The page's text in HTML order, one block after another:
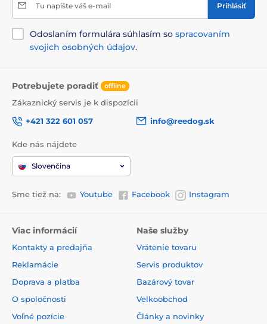
Tu napíšte váš e-mail Prihlásiť
Odoslaním formulára súhlasím so spracovaním
svojich osobných údajov.
Potrebujete poradiť offline
Zákaznický servis je k dispozícii
+421 322 601 057
info@reedog.sk
Kde nás nájdete
Slovenčina
Sme tiež na: Youtube Facebook Instagram
Viac informácií
Kontakty a predajňa
Reklamácie
Doprava a platba
O spoločnosti
Voľné pozície
Naše služby
Vrátenie tovaru
Servis produktov
Bazárový tovar
Velkoobchod
Články a novinky